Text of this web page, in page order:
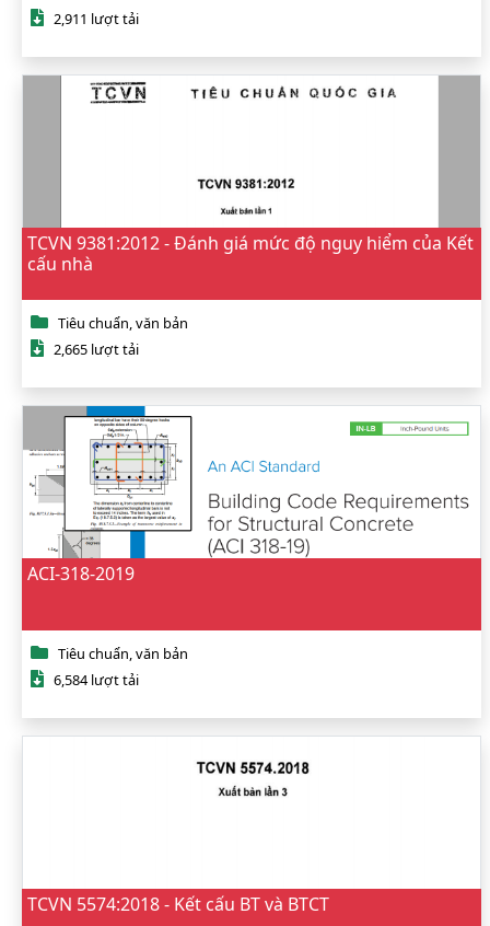
2,911 lượt tải
TCVN 9381:2012 - Đánh giá mức độ nguy hiểm của Kết
cấu nhà
Tiêu chuẩn, văn bản
2,665 lượt tải
ACI-318-2019
Tiêu chuẩn, văn bản
6,584 lượt tải
TCVN 5574:2018 - Kết cấu BT và BTCT